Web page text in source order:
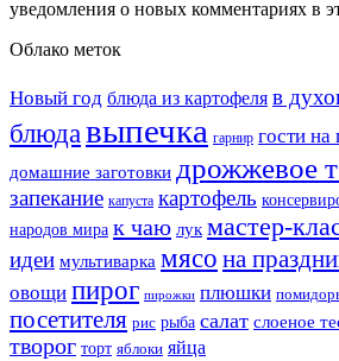
уведомления о новых комментариях в
Облако меток
Новый год блюда из картофеля в
блюдавыпечка гарнир гости на
домашние заготовки дрожжевое
запекание капуста картофель
народов мира к чаю лук мастер-
идеи мультиварка мясо на
овощи пирог пирожки плюшки
посетителя рис рыба салат слоеное
творог торт яблоки яйца